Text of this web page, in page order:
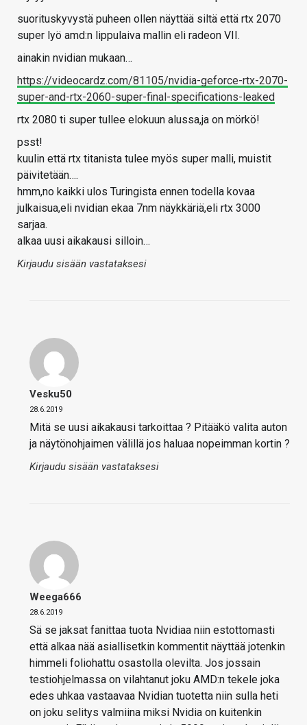
suorituskyvystä puheen ollen näyttää siltä että rtx 2070
super lyö amd:n lippulaiva mallin eli radeon VII.
ainakin nvidian mukaan…
https://videocardz.com/81105/nvidia-geforce-rtx-2070-
super-and-rtx-2060-super-final-specifications-leaked
rtx 2080 ti super tullee elokuun alussa,ja on mörkö!
psst!
kuulin että rtx titanista tulee myös super malli, muistit
päivitetään….
hmm,no kaikki ulos Turingista ennen todella kovaa
julkaisua,eli nvidian ekaa 7nm näykkäriä,eli rtx 3000
sarjaa.
alkaa uusi aikakausi silloin…
Kirjaudu sisään vastataksesi
Vesku50
28.6.2019
Mitä se uusi aikakausi tarkoittaa ? Pitääkö valita auton
ja näytönohjaimen välillä jos haluaa nopeimman kortin ?
Kirjaudu sisään vastataksesi
Weega666
28.6.2019
Sä se jaksat fanittaa tuota Nvidiaa niin estottomasti
että alkaa nää asiallisetkin kommentit näyttää jotenkin
himmeli foliohattu osastolla olevilta. Jos jossain
testiohjelmassa on vilahtanut joku AMD:n tekele joka
edes uhkaa vastaavaa Nvidian tuotetta niin sulla heti
on joku selitys valmiina miksi Nvidia on kuitenkin